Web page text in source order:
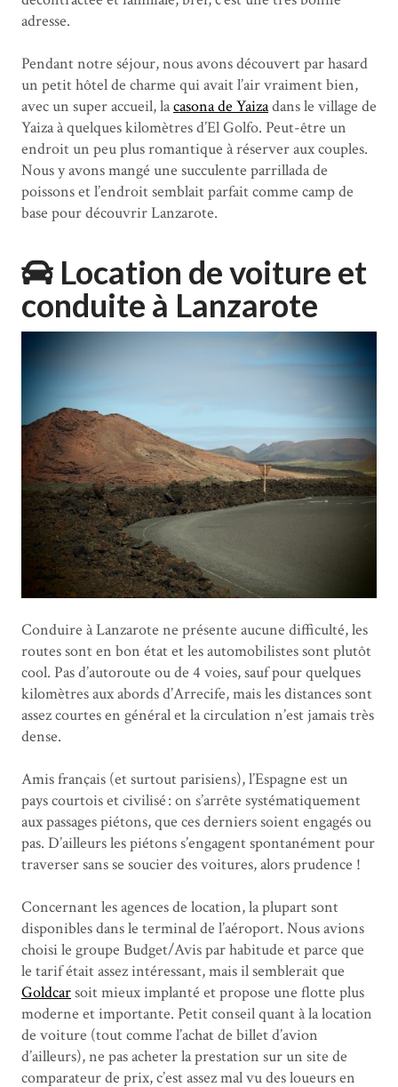
adresse.
Pendant notre séjour, nous avons découvert par hasard
un petit hôtel de charme qui avait l’air vraiment bien,
avec un super accueil, lacasona de Yaizadans le village de
Yaiza à quelques kilomètres d’El Golfo. Peut-être un
endroit un peu plus romantique à réserver aux couples.
Nous y avons mangé une succulente parrillada de
poissons et l’endroit semblait parfait comme camp de
base pour découvrir Lanzarote.
Location de voiture et
conduite à Lanzarote
Conduire à Lanzarote ne présente aucune difficulté, les
routes sont en bon état et les automobilistes sont plutôt
cool. Pas d’autoroute ou de 4 voies, sauf pour quelques
kilomètres aux abords d’Arrecife, mais les distances sont
assez courtes en général et la circulation n’est jamais très
dense.
Amis français (et surtout parisiens), l’Espagne est un
pays courtois et civilisé : on s’arrête systématiquement
aux passages piétons, que ces derniers soient engagés ou
pas. D’ailleurs les piétons s’engagent spontanément pour
traverser sans se soucier des voitures, alors prudence !
Concernant les agences de location, la plupart sont
disponibles dans le terminal de l’aéroport. Nous avions
choisi le groupe Budget/Avis par habitude et parce que
le tarif était assez intéressant, mais il semblerait que
Goldcarsoit mieux implanté et propose une flotte plus
moderne et importante. Petit conseil quant à la location
de voiture (tout comme l’achat de billet d’avion
d’ailleurs), ne pas acheter la prestation sur un site de
comparateur de prix, c’est assez mal vu des loueurs en